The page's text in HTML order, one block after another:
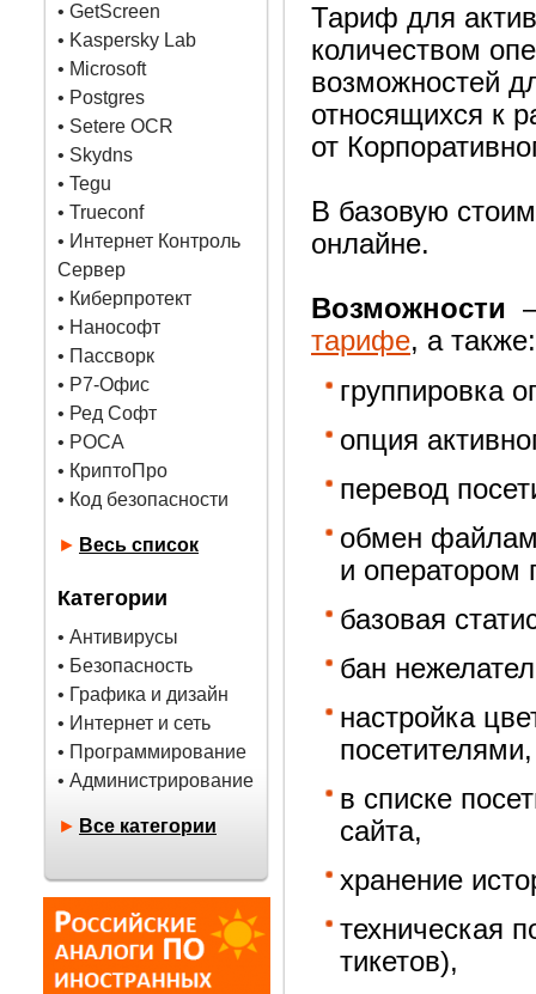
• GetScreen
• Kaspersky Lab
• Microsoft
• Postgres
• Setere OCR
• Skydns
• Tegu
• Trueconf
• Интернет Контроль
Сервер
• Киберпротект
• Нанософт
• Пассворк
• Р7-Офис
• Ред Софт
• РОСА
• КриптоПро
• Код безопасности
► Весь список
Категории
• Антивирусы
• Безопасность
• Графика и дизайн
• Интернет и сеть
• Программирование
• Администрирование
► Все категории
Тариф для
количеством
возможностей
относящихся к
от
В базовую
онлайне.
Возможности
тарифе, а также:
группировка
опция
перевод
обмен
и оператором
базовая
бан
настройка
посетителями,
в списке
сайта,
хранение
техническая
тикетов),